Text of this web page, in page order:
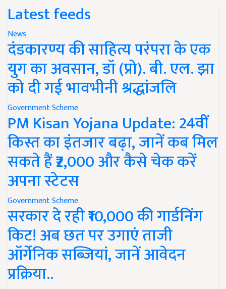
Latest feeds
News
दंडकारण्य की साहित्य परंपरा के एक
युग का अवसान, डॉ (प्रो). बी. एल. झा
को दी गई भावभीनी श्रद्धांजलि
Government Scheme
PM Kisan Yojana Update: 24वीं
किस्त का इंतजार बढ़ा, जानें कब मिल
सकते हैं ₹2,000 और कैसे चेक करें
अपना स्टेटस
Government Scheme
सरकार दे रही ₹10,000 की गार्डनिंग
किट! अब छत पर उगाएं ताजी
ऑर्गेनिक सब्जियां, जानें आवेदन
प्रक्रिया..